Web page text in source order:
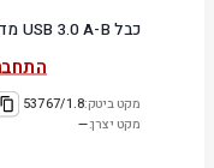
כבל USB 3.0 A-B מדפסת באורך 1.8 מטר
מקט ביטק:53767/1.8
מקט יצרן:—